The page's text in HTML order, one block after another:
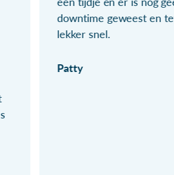
downtime geweest en
lekker snel.
Patty